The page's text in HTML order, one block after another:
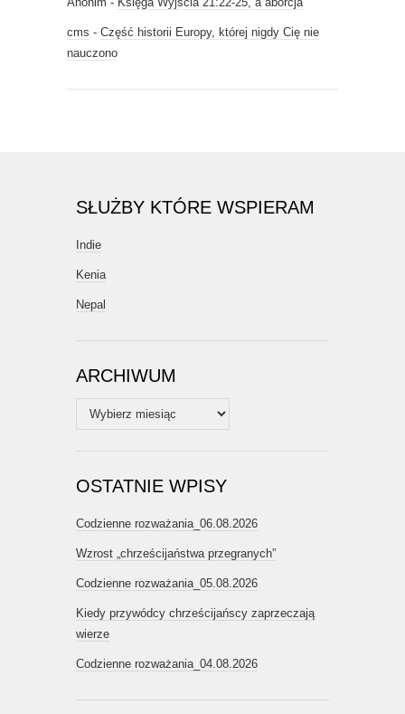
cms - Część historii Europy, której nigdy Cię nie
nauczono
SŁUŻBY KTÓRE WSPIERAM
Indie
Kenia
Nepal
ARCHIWUM
Archiwum
OSTATNIE WPISY
Codzienne rozważania_06.08.2026
Wzrost „chrześcijaństwa przegranych”
Codzienne rozważania_05.08.2026
Kiedy przywódcy chrześcijańscy zaprzeczają
wierze
Codzienne rozważania_04.08.2026